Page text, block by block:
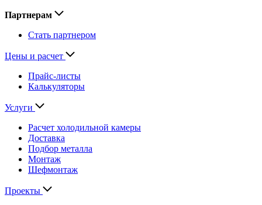
Партнерам
Стать партнером
Цены и расчет
Прайс-листы
Калькуляторы
Услуги
Расчет холодильной камеры
Доставка
Подбор металла
Монтаж
Шефмонтаж
Проекты